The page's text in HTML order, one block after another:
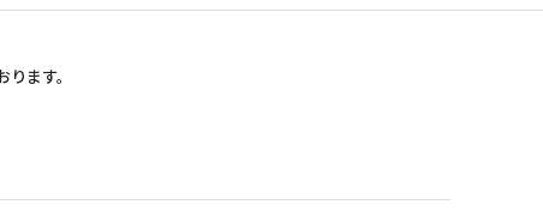
ます。